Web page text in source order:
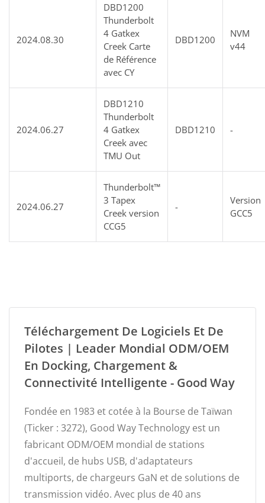
2024.08.30
DBD1200
Thunderbolt
4 Gatkex
Creek Carte
de Référence
avec CY
DBD1200
NVM
v44
2024.06.27
DBD1210
Thunderbolt
4 Gatkex
Creek avec
TMU Out
DBD1210 -
2024.06.27
Thunderbolt™
3 Tapex
Creek version
CCG5
-
Version
GCC5
Téléchargement De Logiciels Et De
Pilotes | Leader Mondial ODM/OEM
En Docking, Chargement &
Connectivité Intelligente - Good Way
Fondée en 1983 et cotée à la Bourse de Taïwan
(Ticker : 3272), Good Way Technology est un
fabricant ODM/OEM mondial de stations
d'accueil, de hubs USB, d'adaptateurs
multiports, de chargeurs GaN et de solutions de
transmission vidéo. Avec plus de 40 ans